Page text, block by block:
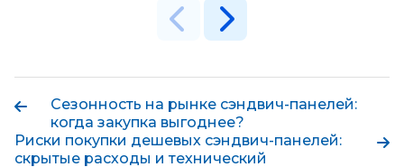
Сезонность на рынке сэндвич-панелей:
когда закупка выгоднее?
Риски покупки дешевых сэндвич-панелей:
скрытые расходы и технический